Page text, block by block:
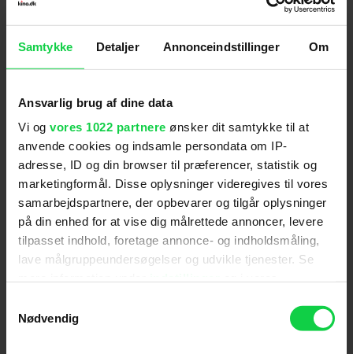
Samtykke Detaljer Annonceindstillinger Om
Ansvarlig brug af dine data
Vi og vores 1022 partnere ønsker dit samtykke til at
anvende cookies og indsamle persondata om IP-
adresse, ID og din browser til præferencer, statistik og
marketingformål. Disse oplysninger videregives til vores
samarbejdspartnere, der opbevarer og tilgår oplysninger
på din enhed for at vise dig målrettede annoncer, levere
tilpasset indhold, foretage annonce- og indholdsmåling,
lave målgruppeundersøgelser og udvikle tjenester. Se
tilbage eller ændre indstillinger fra vores
"Cookiedeklaration", eller ved at trykke på "Privacy
Nødvendig
Premiere: 01.06.2023
Skuespillere :Sophie Thatcher,Chris Messina
David
Dastmalchian
Instruktion:Rob Savage
Aldersmærke med vurdering: 15 år
Filmen har i de fleste scener en meget truende og
ildevarslende stemning. Den indeholder scener med
forfølgelse, overfald, skyderier, eksplosioner og et
selvmord. Filmen indeholder desuden mange scener,
hvor et ondt monster truer, overfalder, angriber og
forsøger at dræbe personerne. Filmen benytter i
chokeffekter. Da scenerne er meget lange og
hovedkaraktererne længe er i yderste livsfare,
Distributør 20th Century Studios, Inc.